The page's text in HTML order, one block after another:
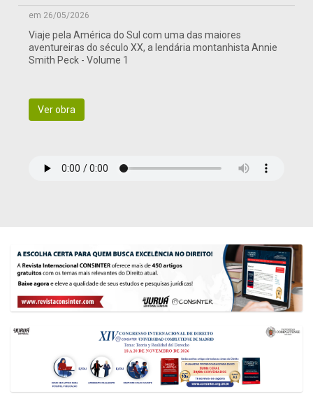
em 26/05/2026
Viaje pela América do Sul com uma das maiores
aventureiras do século XX, a lendária montanhista Annie
Smith Peck - Volume 1
Ver obra